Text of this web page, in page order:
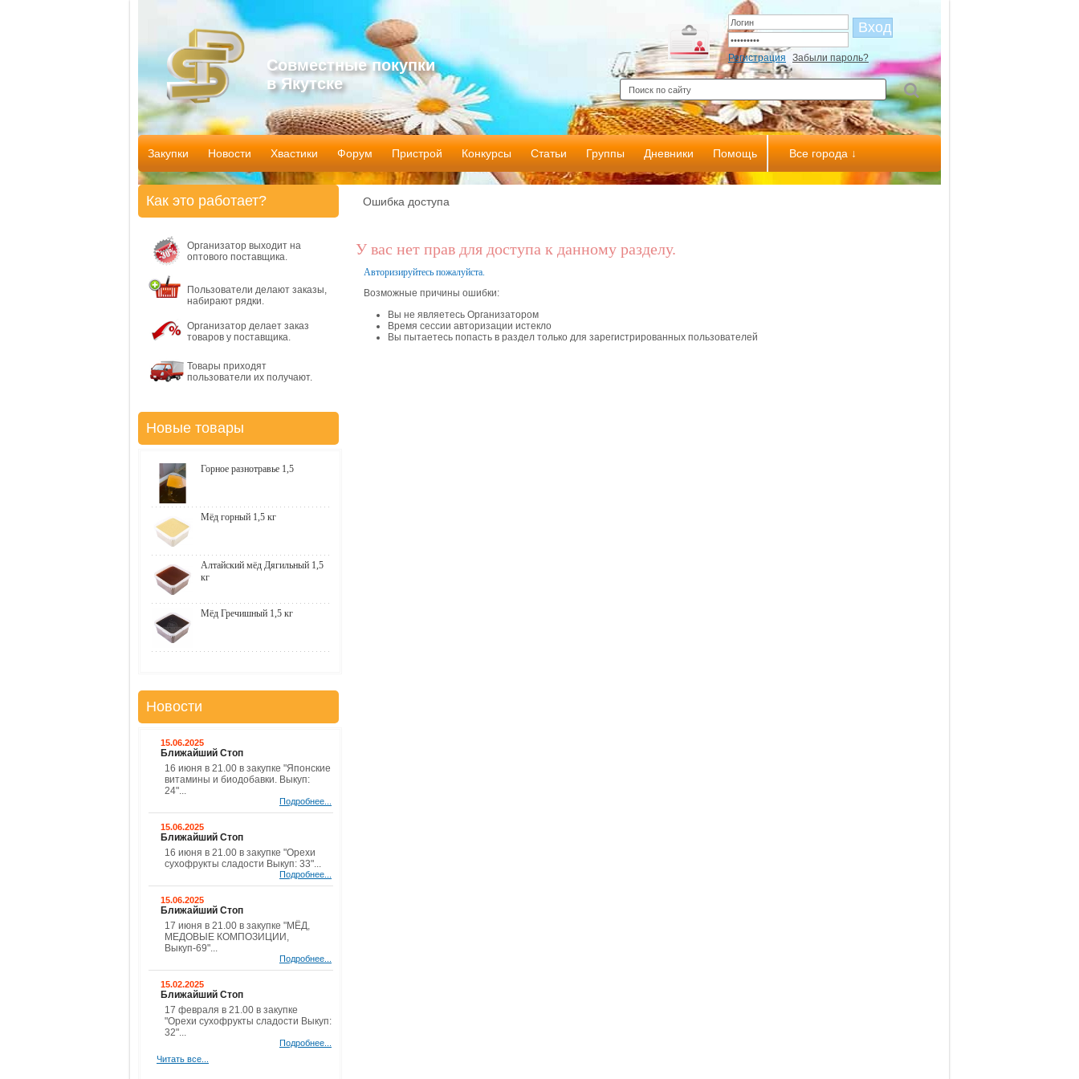
Совместные покупки
в Якутске
Регистрация Забыли пароль?
Закупки Новости Хвастики Форум Пристрой Конкурсы Статьи Группы Дневники Помощь Все города ↓
Ошибка доступа
У вас нет прав для доступа к данному разделу.
Авторизируйтесь пожалуйста.
Возможные причины ошибки:
Вы не являетесь Организатором
Время сессии авторизации истекло
Вы пытаетесь попасть в раздел только для зарегистрированных пользователей
Как это работает?
Организатор выходит на
оптового поставщика.
Пользователи делают заказы,
набирают рядки.
Организатор делает заказ
товаров у поставщика.
Товары приходят
пользователи их получают.
Новые товары
Горное разнотравье 1,5
Мёд горный 1,5 кг
Алтайский мёд Дягильный 1,5
кг
Мёд Гречишный 1,5 кг
Новости
15.06.2025
Ближайший Стоп
16 июня в 21.00 в закупке "Японские
витамины и биодобавки. Выкуп:
24"...
Подробнее...
15.06.2025
Ближайший Стоп
16 июня в 21.00 в закупке "Орехи
сухофрукты сладости Выкуп: 33"...
Подробнее...
15.06.2025
Ближайший Стоп
17 июня в 21.00 в закупке "МЁД,
МЕДОВЫЕ КОМПОЗИЦИИ,
Выкуп-69"...
Подробнее...
15.02.2025
Ближайший Стоп
17 февраля в 21.00 в закупке
"Орехи сухофрукты сладости Выкуп:
32"...
Подробнее...
Читать все...